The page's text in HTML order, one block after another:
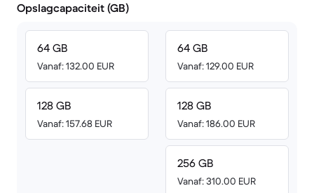
Opslagcapaciteit (GB)
64 GB
Vanaf: 132.00 EUR
128 GB
Vanaf: 157.68 EUR
64 GB
Vanaf: 129.00 EUR
128 GB
Vanaf: 186.00 EUR
256 GB
Vanaf: 310.00 EUR